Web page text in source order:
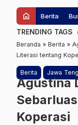
home Berita
TRENDING TAGS
Beranda » Berita »
Literasi tentang
Berita Jawa
Agustina
Koperasi